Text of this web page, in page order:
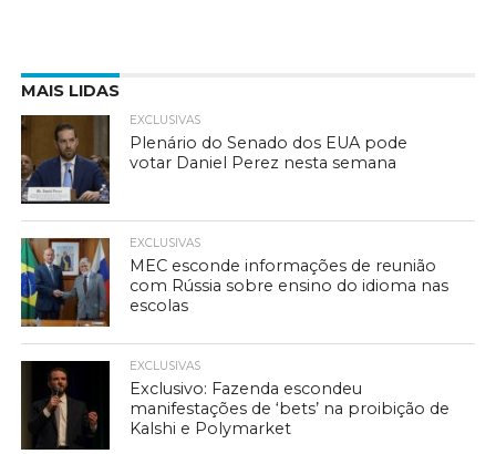
MAIS LIDAS
EXCLUSIVAS
Plenário do Senado dos EUA pode
votar Daniel Perez nesta semana
EXCLUSIVAS
MEC esconde informações de reunião
com Rússia sobre ensino do idioma nas
escolas
EXCLUSIVAS
Exclusivo: Fazenda escondeu
manifestações de ‘bets’ na proibição de
Kalshi e Polymarket